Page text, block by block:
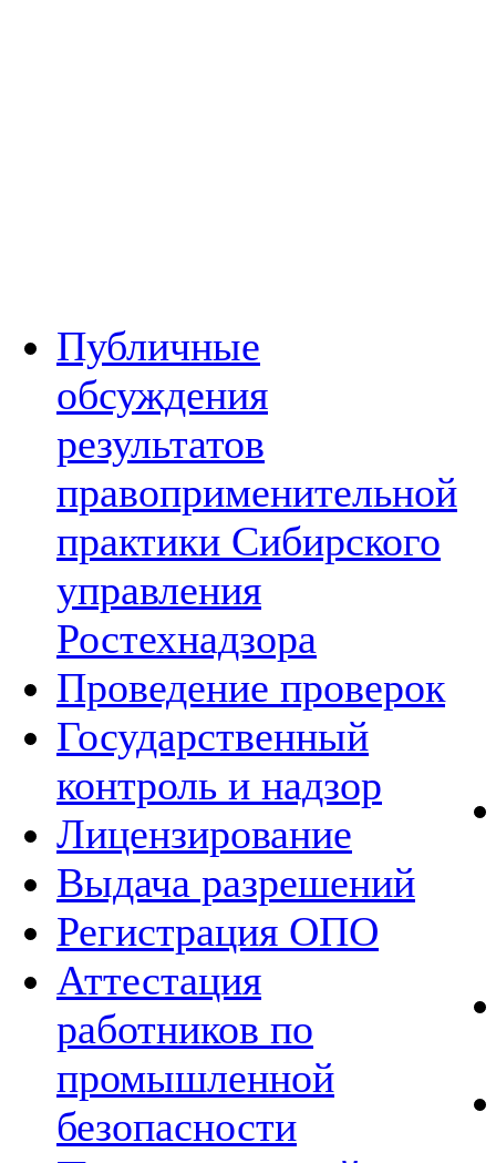
Публичные
обсуждения
результатов
правоприменительной
практики Сибирского
управления
Ростехнадзора
Проведение проверок
Государственный
контроль и надзор
Лицензирование
Выдача разрешений
Регистрация ОПО
Аттестация
работников по
промышленной
безопасности